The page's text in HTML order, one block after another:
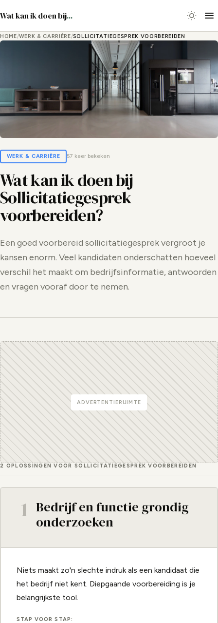
Wat kan ik doen bij...
HOME/WERK & CARRIÈRE/SOLLICITATIEGESPREK VOORBEREIDEN
WERK & CARRIÈRE 57 keer bekeken
Wat kan ik doen bij
Sollicitatiegesprek
voorbereiden?
Een goed voorbereid sollicitatiegesprek vergroot je
kansen enorm. Veel kandidaten onderschatten hoeveel
verschil het maakt om bedrijfsinformatie, antwoorden
en vragen vooraf door te nemen.
ADVERTENTIERUIMTE
2 OPLOSSINGEN VOOR SOLLICITATIEGESPREK VOORBEREIDEN
1 Bedrijf en functie grondig
onderzoeken
Niets maakt zo'n slechte indruk als een kandidaat die
het bedrijf niet kent. Diepgaande voorbereiding is je
belangrijkste tool.
STAP VOOR STAP: